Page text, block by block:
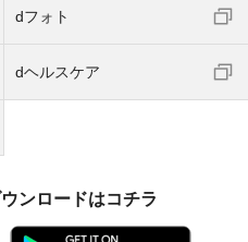
dフォト
dヘルスケア
ンロードはコチラ